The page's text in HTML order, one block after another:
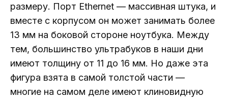
размеру. Порт Ethernet — массивная штука, и
вместе с корпусом он может занимать более
13 мм на боковой стороне ноутбука. Между
тем, большинство ультрабуков в наши дни
имеют толщину от 11 до 16 мм. Но даже эта
фигура взята в самой толстой части —
многие на самом деле имеют клиновидную